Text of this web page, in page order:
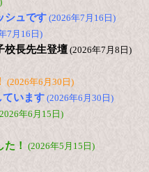
シュです (2026年7月16日)
7月16日)
校長先生登壇 (2026年7月8日)
(2026年6月30日)
ています (2026年6月30日)
年6月15日)
！ (2026年5月15日)